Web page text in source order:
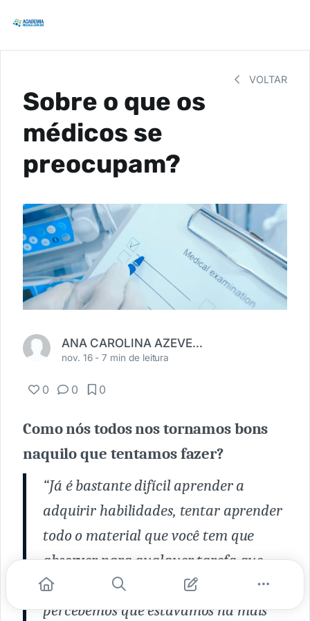
VOLTAR
Sobre o que os
médicos se
preocupam?
ANA CAROLINA AZEVEDO SALEM
nov. 16 -7 min de leitura
0 0 0
Como nós todos nos tornamos bons
naquilo que tentamos fazer?
“Já é bastante difícil aprender a
adquirir habilidades, tentar aprender
todo o material que você tem que
absorver para qualquer tarefa que
você assuma. Nos últimos anos
percebemos que estávamos na mais